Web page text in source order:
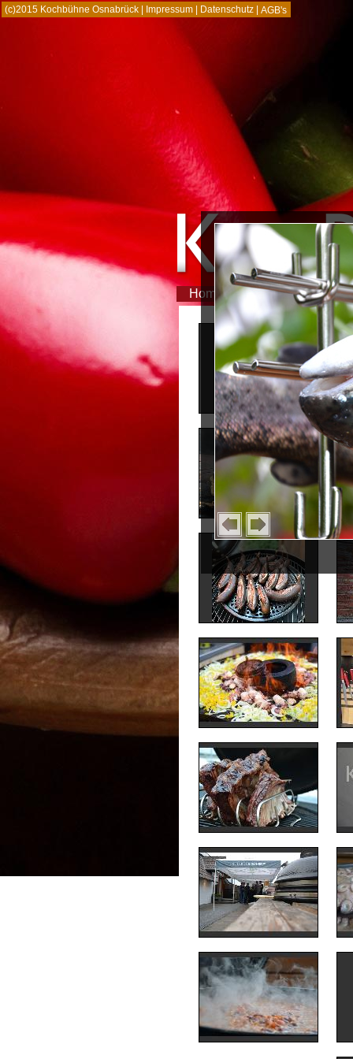
(c)2015 Kochbühne Osnabrück | Impressum Datenschutz AGB's
Home Referenzen